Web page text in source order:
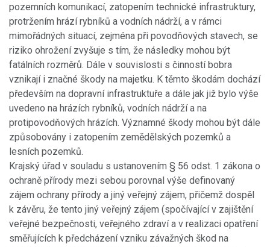
pozemních komunikací, zatopením technické infrastruktury,
protržením hrází rybníků a vodních nádrží, a v rámci
mimořádných situací, zejména při povodňových stavech, se
riziko ohrožení zvyšuje s tím, že následky mohou být
fatálních rozměrů. Dále v souvislosti s činností bobra
vznikají i značné škody na majetku. K těmto škodám dochází
především na dopravní infrastruktuře a dále jak již bylo výše
uvedeno na hrázích rybníků, vodních nádrží a na
protipovodňových hrázích. Významné škody mohou být dále
způsobovány i zatopením zemědělských pozemků a
lesních pozemků.
Krajský úřad v souladu s ustanovením § 56 odst. 1 zákona o
ochraně přírody mezi sebou porovnal výše definovaný
zájem ochrany přírody a jiný veřejný zájem, přičemž dospěl
k závěru, že tento jiný veřejný zájem (spočívající v zajištění
veřejné bezpečnosti, veřejného zdraví a v realizaci opatření
směřujících k předcházení vzniku závažných škod na